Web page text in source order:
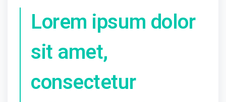
Lorem ipsum dolor
sit amet,
consectetur